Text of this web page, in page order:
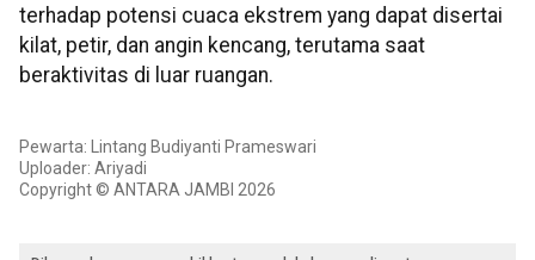
terhadap potensi cuaca ekstrem yang dapat disertai
kilat, petir, dan angin kencang, terutama saat
beraktivitas di luar ruangan.
Pewarta: Lintang Budiyanti Prameswari
Uploader: Ariyadi
Copyright © ANTARA JAMBI 2026